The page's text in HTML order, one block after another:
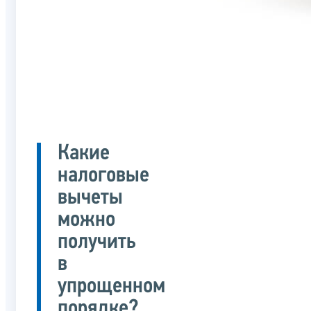
Какие
налоговые
вычеты
можно
получить
в
упрощенном